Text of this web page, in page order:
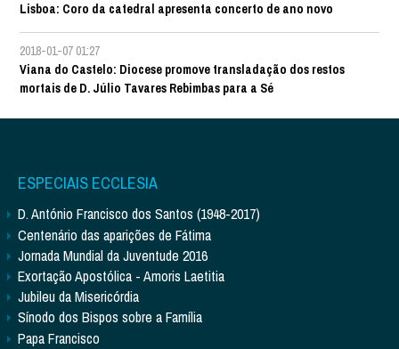
Lisboa: Coro da catedral apresenta concerto de ano novo
2018-01-07 01:27
Viana do Castelo: Diocese promove transladação dos restos
mortais de D. Júlio Tavares Rebimbas para a Sé
ESPECIAIS ECCLESIA
D. António Francisco dos Santos (1948-2017)
Centenário das aparições de Fátima
Jornada Mundial da Juventude 2016
Exortação Apostólica - Amoris Laetitia
Jubileu da Misericórdia
Sínodo dos Bispos sobre a Família
Papa Francisco